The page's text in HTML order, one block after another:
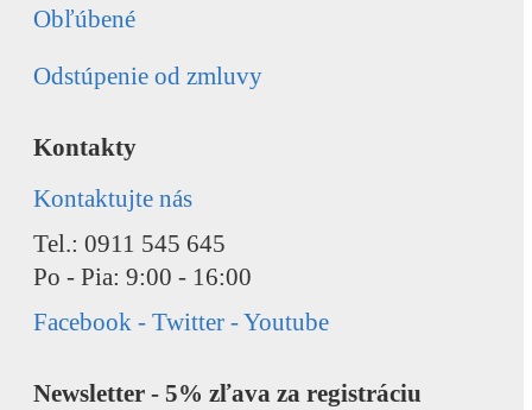
Obľúbené
Odstúpenie od zmluvy
Kontakty
Kontaktujte nás
Tel.: 0911 545 645
Po - Pia: 9:00 - 16:00
Facebook - Twitter - Youtube
Newsletter - 5% zľava za registráciu